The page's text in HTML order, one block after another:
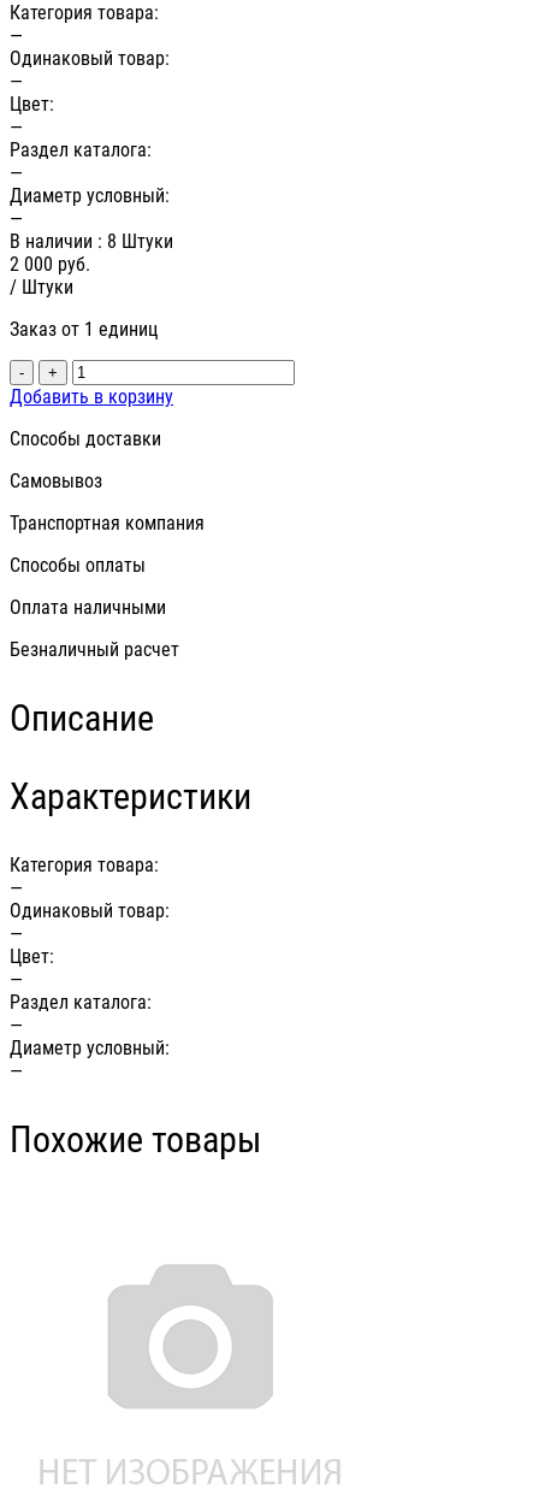
Категория товара:
—
Одинаковый товар:
—
Цвет:
—
Раздел каталога:
—
Диаметр условный:
—
В наличии : 8 Штуки
2 000 руб.
/ Штуки
Заказ от 1 единиц
- +
Добавить в корзину
Способы доставки
Самовывоз
Транспортная компания
Способы оплаты
Оплата наличными
Безналичный расчет
Описание
Характеристики
Категория товара:
—
Одинаковый товар:
—
Цвет:
—
Раздел каталога:
—
Диаметр условный:
—
Похожие товары